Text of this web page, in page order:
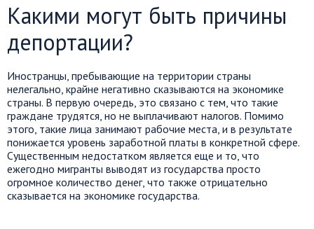
Какими могут быть причины
депортации?
Иностранцы, пребывающие на территории страны
нелегально, крайне негативно сказываются на экономике
страны. В первую очередь, это связано с тем, что такие
граждане трудятся, но не выплачивают налогов. Помимо
этого, такие лица занимают рабочие места, и в результате
понижается уровень заработной платы в конкретной сфере.
Существенным недостатком является еще и то, что
ежегодно мигранты выводят из государства просто
огромное количество денег, что также отрицательно
сказывается на экономике государства.